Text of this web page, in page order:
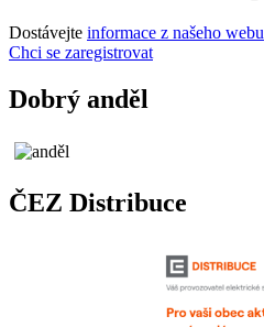
Dostávejte informace z našeho webu
Chci se zaregistrovat
Dobrý anděl
ČEZ Distribuce